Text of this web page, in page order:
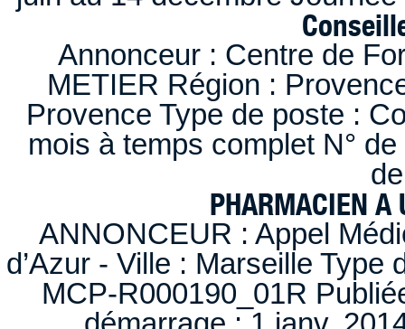
Annonceur : Centre de
METIER Région :
Provence Type de poste :
mois à temps complet N°
PHARMACIEN A
ANNONCEUR : Appel
d’Azur - Ville : Marseille
MCP-R000190_01R